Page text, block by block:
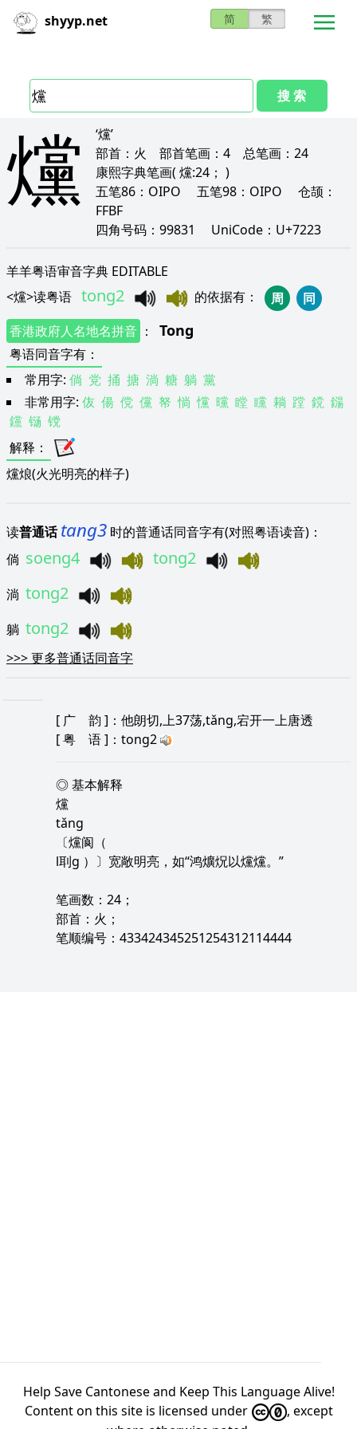
shyyp.net 简 繁
搜 索
爣
‘爣’
部首： 火 部首笔画： 4 总笔画： 24
康熙字典笔画( 爣:24； )
五笔86： OIPO 五笔98： OIPO 仓颉：
FFBF
四角号码： 99831 UniCode： U+7223
羊羊粤语审音字典 EDITABLE
<爣>读粤语 tong2 的依据有 ： 周
同
香港政府人名地名拼音 ： Tong
粤语同音字有 ：
常用字: 倘 党 捅 搪 淌 糖 躺 黨
非常用字: 伖 偒 傥 儻 帑 惝 戃 曭 瞠 矘 耥 蹚 鎲 鐋
钂 铴 镋
解释 ：
爣烺(火光明亮的样子)
读普通话 tang3 时的普通话同音字有(对照粤语读音)：
倘 soeng4 tong2
淌 tong2
躺 tong2
>>>更多普通话同音字
[ 广 韵 ]：他朗切,上37荡,tǎng,宕开一上唐透
[粤 语]：tong2
◎ 基本解释
爣
tǎng
〔爣阆（
l刵g ）〕宽敞明亮，如“鸿爌炾以爣爣。”
笔画数：24；
部首：火；
笔顺编号：433424345251254312114444
Help Save Cantonese and Keep This Language Alive!
Content on this site is licensed under
, except